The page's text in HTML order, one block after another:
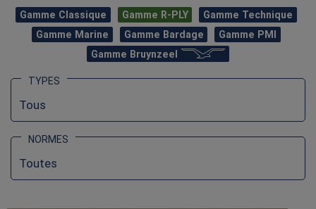
Gamme Classique Gamme R-PLY
Gamme Technique
Gamme Marine
Gamme Bardage
Gamme PMI
Gamme Bruynzeel
TYPES
NORMES